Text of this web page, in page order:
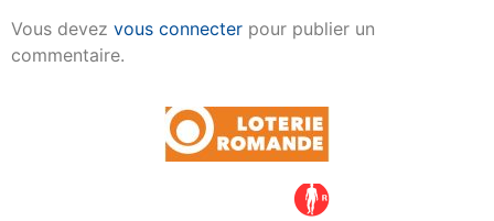
Vous devez vous connecter pour publier un
commentaire.